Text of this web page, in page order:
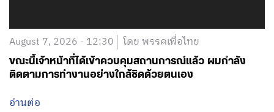
August 7, 2026 - 12:30 โดย พรรคเพื่อไทย
ขณะนี้เจ้าหน้าที่ได้เข้าควบคุมสถานการณ์แล้ว ผมกำลัง
ติดตามการทำงานอย่างใกล้ชิดด้วยตนเอง
อ่านต่อ